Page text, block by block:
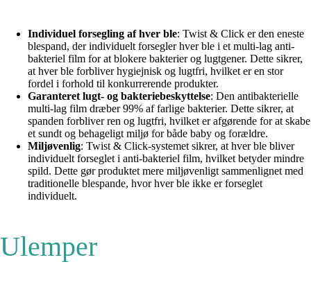
Individuel forsegling af hver ble: Twist & Click er den eneste
blespand, der individuelt forsegler hver ble i et multi-lag anti-
bakteriel film for at blokere bakterier og lugtgener. Dette sikrer,
at hver ble forbliver hygiejnisk og lugtfri, hvilket er en stor
fordel i forhold til konkurrerende produkter.
Garanteret lugt- og bakteriebeskyttelse: Den antibakterielle
multi-lag film dræber 99% af farlige bakterier. Dette sikrer, at
spanden forbliver ren og lugtfri, hvilket er afgørende for at skabe
et sundt og behageligt miljø for både baby og forældre.
Miljøvenlig: Twist & Click-systemet sikrer, at hver ble bliver
individuelt forseglet i anti-bakteriel film, hvilket betyder mindre
spild. Dette gør produktet mere miljøvenligt sammenlignet med
traditionelle blespande, hvor hver ble ikke er forseglet
individuelt.
Ulemper